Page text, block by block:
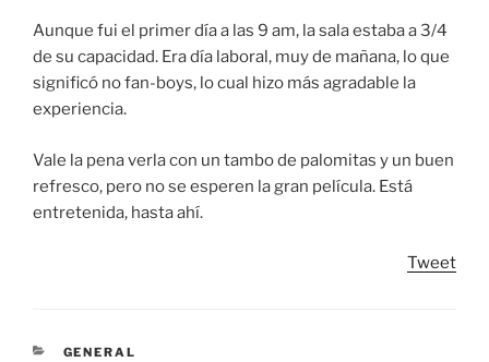
Aunque fui el primer día a las 9 am, la sala estaba a 3/4
de su capacidad. Era día laboral, muy de mañana, lo que
significó no fan-boys, lo cual hizo más agradable la
experiencia.
Vale la pena verla con un tambo de palomitas y un buen
refresco, pero no se esperen la gran película. Está
entretenida, hasta ahí.
Tweet
CATEGORIES
GENERAL